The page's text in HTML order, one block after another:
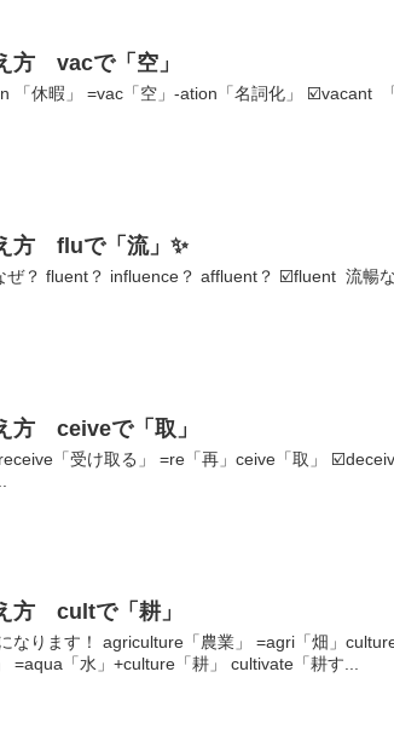
方 vacで「空」
「休暇」 =vac「空」-ation「名詞化」 ☑️vacant 「
方 fluで「流」✨
ぜ？ fluent？ influence？ affluent？ ☑️fluent 流暢
方 ceiveで「取」
「受け取る」 =re「再」ceive「取」
方 cultで「耕」
なります！ agriculture「農業」 =agri「畑」culture
=aqua「水」+culture「耕」 cultivate「耕す...